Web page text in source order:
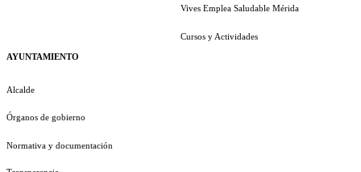
AYUNTAMIENTO
Alcalde
Órganos de gobierno
Normativa y documentación
Vives Emplea Saludable Mérida
Cursos y Actividades